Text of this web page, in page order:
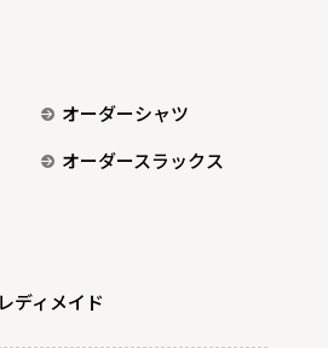
オーダーシャツ
オーダースラックス
ディメイド